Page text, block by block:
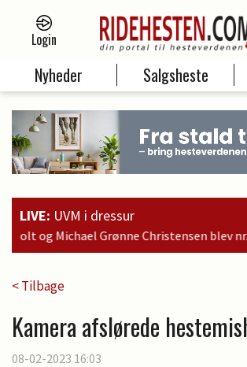
Login
Nyheder Salgsheste
LIVE: UVM i dressur
blev nr. 2 i B-finalen og er dermed
< Tilbage
Kamera afslørede
08-02-2023 16:03